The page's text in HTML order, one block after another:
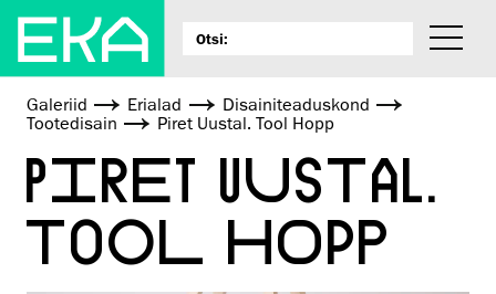
Galeriid Erialad
Disaini­­teaduskond
Tootedisain
Piret Uustal. Tool Hopp
PIRET UUSTAL.
TOOL HOPP